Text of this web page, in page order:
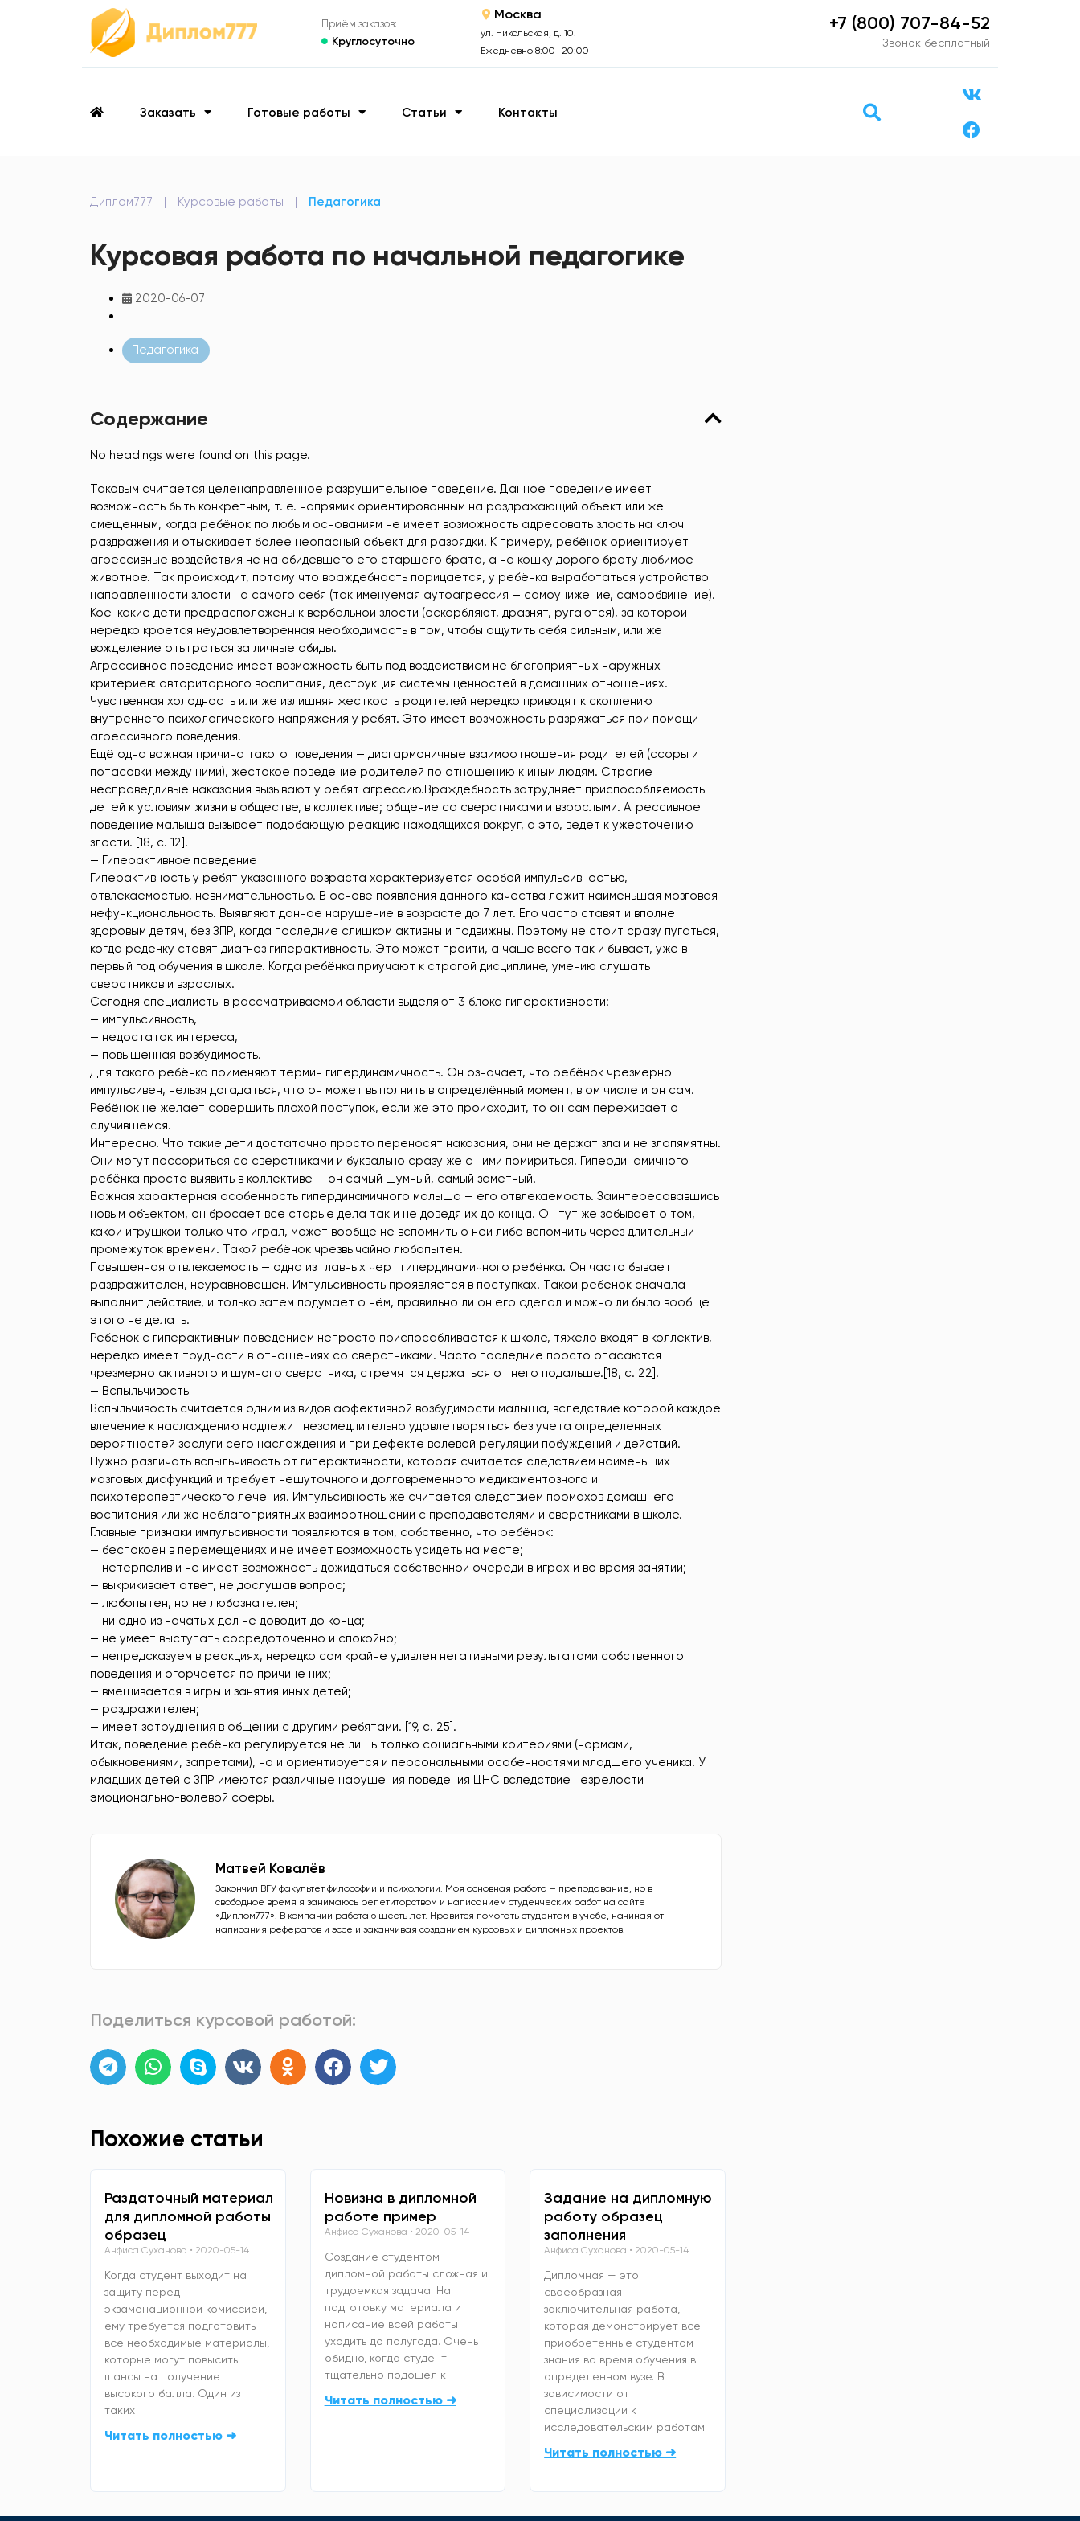
Приём заказов:
Круглосуточно
Москва
ул. Никольская, д. 10.
Ежедневно 8:00–20:00
+7 (800) 707-84-52
Звонок бесплатный
Заказать Готовые работы Статьи Контакты
Диплом777 | Курсовые работы | Педагогика
Курсовая работа по начальной педагогике
2020-06-07
Педагогика
Содержание
No headings were found on this page.
Таковым считается целенаправленное разрушительное поведение. Данное поведение имеет
возможность быть конкретным, т. е. напрямик ориентированным на раздражающий объект или же
смещенным, когда ребёнок по любым основаниям не имеет возможность адресовать злость на ключ
раздражения и отыскивает более неопасный объект для разрядки. К примеру, ребёнок ориентирует
агрессивные воздействия не на обидевшего его старшего брата, а на кошку дорого брату любимое
животное. Так происходит, потому что враждебность порицается, у ребёнка выработаться устройство
направленности злости на самого себя (так именуемая аутоагрессия — самоунижение, самообвинение).
Кое-какие дети предрасположены к вербальной злости (оскорбляют, дразнят, ругаются), за которой
нередко кроется неудовлетворенная необходимость в том, чтобы ощутить себя сильным, или же
вожделение отыграться за личные обиды.
Агрессивное поведение имеет возможность быть под воздействием не благоприятных наружных
критериев: авторитарного воспитания, деструкция системы ценностей в домашних отношениях.
Чувственная холодность или же излишняя жесткость родителей нередко приводят к скоплению
внутреннего психологического напряжения у ребят. Это имеет возможность разряжаться при помощи
агрессивного поведения.
Ещё одна важная причина такого поведения — дисгармоничные взаимоотношения родителей (ссоры и
потасовки между ними), жестокое поведение родителей по отношению к иным людям. Строгие
несправедливые наказания вызывают у ребят агрессию.Враждебность затрудняет приспособляемость
детей к условиям жизни в обществе, в коллективе; общение со сверстниками и взрослыми. Агрессивное
поведение малыша вызывает подобающую реакцию находящихся вокруг, а это, ведет к ужесточению
злости. [18, с. 12].
— Гиперактивное поведение
Гиперактивность у ребят указанного возраста характеризуется особой импульсивностью,
отвлекаемостью, невнимательностью. В основе появления данного качества лежит наименьшая мозговая
нефункциональность. Выявляют данное нарушение в возрасте до 7 лет. Его часто ставят и вполне
здоровым детям, без ЗПР, когда последние слишком активны и подвижны. Поэтому не стоит сразу пугаться,
когда редёнку ставят диагноз гиперактивность. Это может пройти, а чаще всего так и бывает, уже в
первый год обучения в школе. Когда ребёнка приучают к строгой дисциплине, умению слушать
сверстников и взрослых.
Сегодня специалисты в рассматриваемой области выделяют 3 блока гиперактивности:
— импульсивность,
— недостаток интереса,
— повышенная возбудимость.
Для такого ребёнка применяют термин гипердинамичность. Он означает, что ребёнок чрезмерно
импульсивен, нельзя догадаться, что он может выполнить в определённый момент, в ом числе и он сам.
Ребёнок не желает совершить плохой поступок, если же это происходит, то он сам переживает о
случившемся.
Интересно. Что такие дети достаточно просто переносят наказания, они не держат зла и не злопямятны.
Они могут поссориться со сверстниками и буквально сразу же с ними помириться. Гипердинамичного
ребёнка просто выявить в коллективе — он самый шумный, самый заметный.
Важная характерная особенность гипердинамичного малыша — его отвлекаемость. Заинтересовавшись
новым объектом, он бросает все старые дела так и не доведя их до конца. Он тут же забывает о том,
какой игрушкой только что играл, может вообще не вспомнить о ней либо вспомнить через длительный
промежуток времени. Такой ребёнок чрезвычайно любопытен.
Повышенная отвлекаемость — одна из главных черт гипердинамичного ребёнка. Он часто бывает
раздражителен, неуравновешен. Импульсивность проявляется в поступках. Такой ребёнок сначала
выполнит действие, и только затем подумает о нём, правильно ли он его сделал и можно ли было вообще
этого не делать.
Ребёнок с гиперактивным поведением непросто приспосабливается к школе, тяжело входят в коллектив,
нередко имеет трудности в отношениях со сверстниками. Часто последние просто опасаются
чрезмерно активного и шумного сверстника, стремятся держаться от него подальше.[18, с. 22].
— Вспыльчивость
Вспыльчивость считается одним из видов аффективной возбудимости малыша, вследствие которой каждое
влечение к наслаждению надлежит незамедлительно удовлетворяться без учета определенных
вероятностей заслуги сего наслаждения и при дефекте волевой регуляции побуждений и действий.
Нужно различать вспыльчивость от гиперактивности, которая считается следствием наименьших
мозговых дисфункций и требует нешуточного и долговременного медикаментозного и
психотерапевтического лечения. Импульсивность же считается следствием промахов домашнего
воспитания или же неблагоприятных взаимоотношений с преподавателями и сверстниками в школе.
Главные признаки импульсивности появляются в том, собственно, что ребёнок:
— беспокоен в перемещениях и не имеет возможность усидеть на месте;
— нетерпелив и не имеет возможность дожидаться собственной очереди в играх и во время занятий;
— выкрикивает ответ, не дослушав вопрос;
— любопытен, но не любознателен;
— ни одно из начатых дел не доводит до конца;
— не умеет выступать сосредоточенно и спокойно;
— непредсказуем в реакциях, нередко сам крайне удивлен негативными результатами собственного
поведения и огорчается по причине них;
— вмешивается в игры и занятия иных детей;
— раздражителен;
— имеет затруднения в общении с другими ребятами. [19, с. 25].
Итак, поведение ребёнка регулируется не лишь только социальными критериями (нормами,
обыкновениями, запретами), но и ориентируется и персональными особенностями младшего ученика. У
младших детей с ЗПР имеются различные нарушения поведения ЦНС вследствие незрелости
эмоционально-волевой сферы.
Матвей Ковалёв
Закончил ВГУ факультет философии и психологии. Моя основная работа – преподавание, но в
свободное время я занимаюсь репетиторством и написанием студенческих работ на сайте
«Диплом777». В компании работаю шесть лет. Нравится помогать студентам в учебе, начиная от
написания рефератов и эссе и заканчивая созданием курсовых и дипломных проектов.
Поделиться курсовой работой:
Похожие статьи
Раздаточный материал
для дипломной работы
образец
Анфиса Суханова 2020-05-14
Когда студент выходит на
защиту перед
экзаменационной комиссией,
ему требуется подготовить
все необходимые материалы,
которые могут повысить
шансы на получение
высокого балла. Один из
таких
Читать полностью ➜
Новизна в дипломной
работе пример
Анфиса Суханова 2020-05-14
Создание студентом
дипломной работы сложная и
трудоемкая задача. На
подготовку материала и
написание всей работы
уходить до полугода. Очень
обидно, когда студент
тщательно подошел к
Читать полностью ➜
Задание на дипломную
работу образец
заполнения
Анфиса Суханова 2020-05-14
Дипломная — это
своеобразная
заключительная работа,
которая демонстрирует все
приобретенные студентом
знания во время обучения в
определенном вузе. В
зависимости от
специализации к
исследовательским работам
Читать полностью ➜